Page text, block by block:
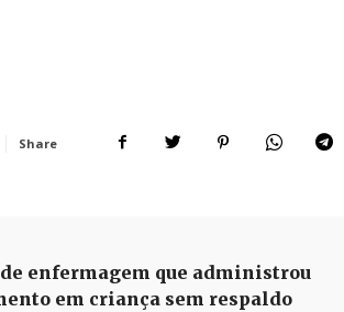
Share
enfermagem que administrou
em criança sem respaldo